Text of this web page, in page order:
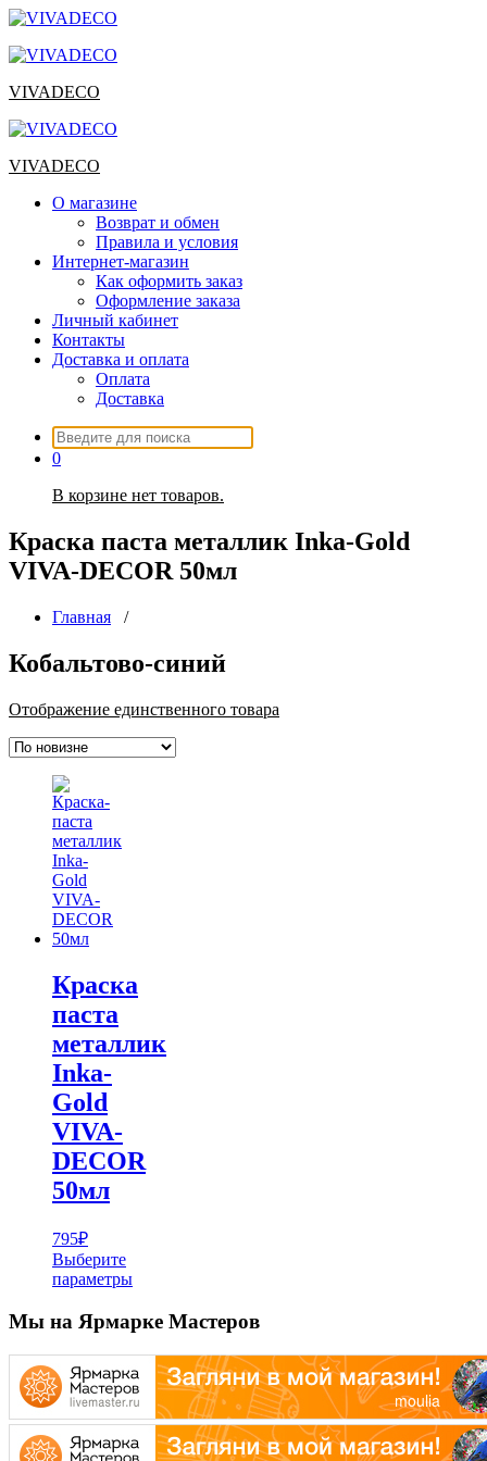
Перейти
содержимому
VIVADECO
VIVADECO
О магазине
Возврат и обмен
Правила и условия
Интернет-магазин
Как оформить заказ
Оформление заказа
Личный кабинет
Контакты
Доставка и оплата
Оплата
Доставка
Искать:
0
В корзине нет товаров.
Краска паста металлик Inka-Gold
VIVA-DECOR 50мл
Главная /
Кобальтово-синий
Отображение единственного товара
Краска
паста
металлик
Inka-
Gold
VIVA-
DECOR
50мл
795₽
Выберите
параметры
товар
имеет
несколько
вариаций.
Опции
можно
выбрать
на
Мы на Ярмарке Мастеров